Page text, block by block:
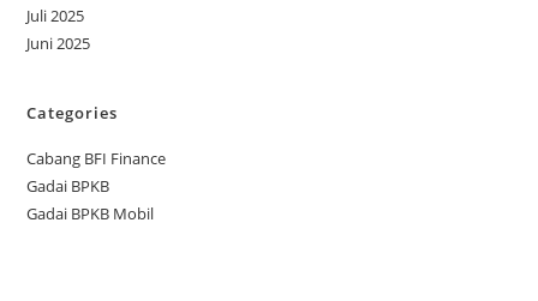
Juli 2025
Juni 2025
Categories
Cabang BFI Finance
Gadai BPKB
Gadai BPKB Mobil